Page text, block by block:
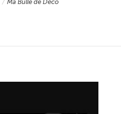
/ Ma Bulle de Déco